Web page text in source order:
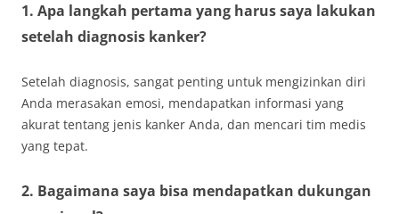
1. Apa langkah pertama yang harus saya lakukan
setelah diagnosis kanker?
Setelah diagnosis, sangat penting untuk mengizinkan diri
Anda merasakan emosi, mendapatkan informasi yang
akurat tentang jenis kanker Anda, dan mencari tim medis
yang tepat.
2. Bagaimana saya bisa mendapatkan dukungan